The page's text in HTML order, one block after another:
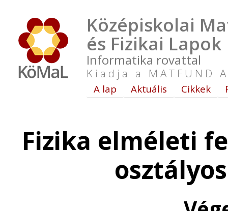
Középiskolai
és Fizikai Lapok
Informatika rovattal
Kiadja a MATFUND
A lap Aktuális Cikkek
Fizika elméleti